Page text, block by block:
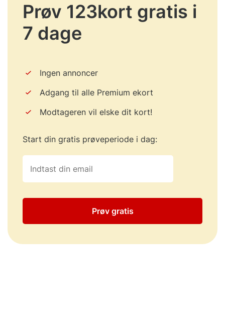
Prøv 123kort gratis i
7 dage
Ingen annoncer
Adgang til alle Premium ekort
Modtageren vil elske dit kort!
Start din gratis prøveperiode i dag:
Prøv gratis